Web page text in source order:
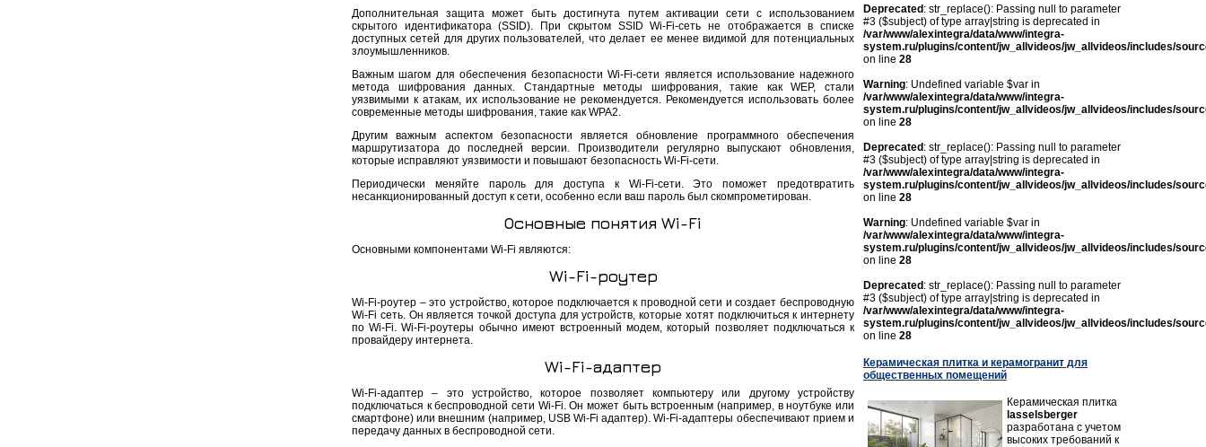
Дополнительная защита может быть достигнута путем активации сети с использованием
скрытого идентификатора (SSID). При скрытом SSID Wi-Fi-сеть не отображается в списке
доступных сетей для других пользователей, что делает ее менее видимой для потенциальных
злоумышленников.
Важным шагом для обеспечения безопасности Wi-Fi-сети является использование надежного
метода шифрования данных. Стандартные методы шифрования, такие как WEP, стали
уязвимыми к атакам, их использование не рекомендуется. Рекомендуется использовать более
современные методы шифрования, такие как WPA2.
Другим важным аспектом безопасности является обновление программного обеспечения
маршрутизатора до последней версии. Производители регулярно выпускают обновления,
которые исправляют уязвимости и повышают безопасность Wi-Fi-сети.
Периодически меняйте пароль для доступа к Wi-Fi-сети. Это поможет предотвратить
несанкционированный доступ к сети, особенно если ваш пароль был скомпрометирован.
Основные понятия Wi-Fi
Основными компонентами Wi-Fi являются:
Wi-Fi-роутер
Wi-Fi-роутер – это устройство, которое подключается к проводной сети и создает беспроводную
Wi-Fi сеть. Он является точкой доступа для устройств, которые хотят подключиться к интернету
по Wi-Fi. Wi-Fi-роутеры обычно имеют встроенный модем, который позволяет подключаться к
провайдеру интернета.
Wi-Fi-адаптер
Wi-Fi-адаптер – это устройство, которое позволяет компьютеру или другому устройству
подключаться к беспроводной сети Wi-Fi. Он может быть встроенным (например, в ноутбуке или
смартфоне) или внешним (например, USB Wi-Fi адаптер). Wi-Fi-адаптеры обеспечивают прием и
передачу данных в беспроводной сети.
Deprecated : str_replace(): Passing null to parameter
#3 ($subject) of type array|string is deprecated in
/var/www/alexintegra/data/www/integra-
system.ru/plugins/content/jw_allvideos/jw_allvideos/includes/
on line 28
Warning: Undefined variable $var in
/var/www/alexintegra/data/www/integra-
system.ru/plugins/content/jw_allvideos/jw_allvideos/includes/
on line 28
Deprecated : str_replace(): Passing null to parameter
#3 ($subject) of type array|string is deprecated in
/var/www/alexintegra/data/www/integra-
system.ru/plugins/content/jw_allvideos/jw_allvideos/includes/
on line 28
Warning: Undefined variable $var in
/var/www/alexintegra/data/www/integra-
system.ru/plugins/content/jw_allvideos/jw_allvideos/includes/
on line 28
Deprecated : str_replace(): Passing null to parameter
#3 ($subject) of type array|string is deprecated in
/var/www/alexintegra/data/www/integra-
system.ru/plugins/content/jw_allvideos/jw_allvideos/includes/
on line 28
Керамическая плитка и керамогранит для
общественных помещений
Керамическая плитка
lasselsberger
разработана с учетом
высоких требований к